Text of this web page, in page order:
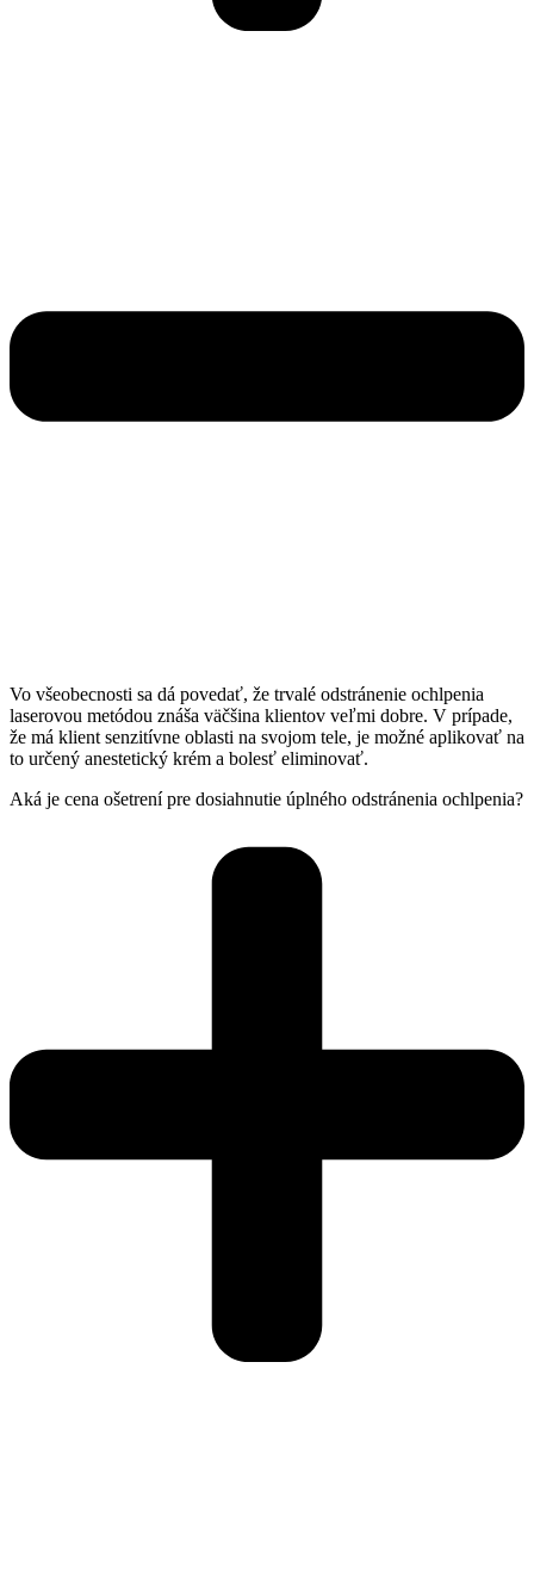
Vo všeobecnosti sa dá povedať, že trvalé odstránenie ochlpenia
laserovou metódou znáša väčšina klientov veľmi dobre. V prípade,
že má klient senzitívne oblasti na svojom tele, je možné aplikovať na
to určený anestetický krém a bolesť eliminovať.
Aká je cena ošetrení pre dosiahnutie úplného odstránenia ochlpenia?